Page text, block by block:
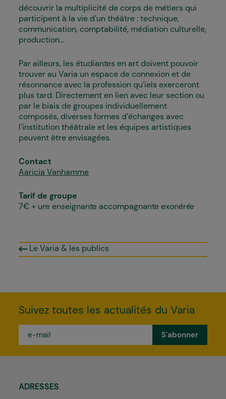
Le Varia & les publics
découvrir la multiplicité de corps de métiers qui
participent à la vie d’un théâtre : technique,
communication, comptabilité, médiation culturelle,
production…
Par ailleurs, les étudiant·es en art doivent pouvoir
trouver au Varia un espace de connexion et de
résonnance avec la profession qu’iels exerceront
plus tard. Directement en lien avec leur section ou
par le biais de groupes individuellement
composés, diverses formes d’échanges avec
l’institution théâtrale et les équipes artistiques
peuvent être envisagées.
Contact
Aaricia Vanhamme
Tarif de groupe
7€ + un·e enseignant·e accompagnant·e exonéré·e
Suivez toutes les actualités du Varia
mail
ADRESSES